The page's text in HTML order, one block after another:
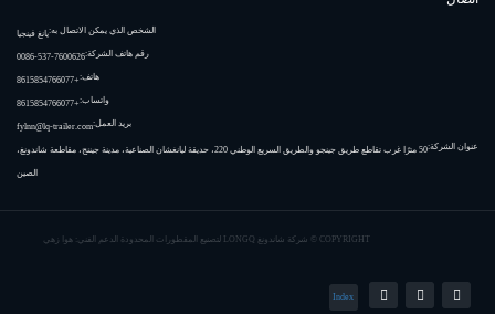
الشخص الذي يمكن الاتصال به:يانغ فينجيا
رقم هاتف الشركة:0086-537-7600626
هاتف:+8615854766077
واتساب:+8615854766077
بريد العمل:fylnn@lq-trailer.com
عنوان الشركة:
50 مترًا غرب تقاطع طريق جينجو والطريق السريع الوطني 220، حديقة ليانغشان الصناعية، مدينة جيننج، مقاطعة شاندونغ،
الصين
COPYRIGHT © شركة شاندونغ LONGQ لتصنيع المقطورات المحدودة الدعم الفني: هوا زهي
Index